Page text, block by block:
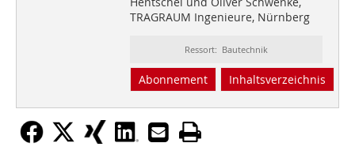
TRAGRAUM Ingenieure, Nürnberg
Ressort: Bautechnik
Abonnement Inhaltsverzeichnis